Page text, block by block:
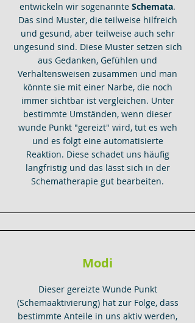
entwickeln wir sogenannte Schemata.
Das sind Muster, die teilweise hilfreich
und gesund, aber teilweise auch sehr
ungesund sind. Diese Muster setzen sich
aus Gedanken, Gefühlen und
Verhaltensweisen zusammen und man
könnte sie mit einer Narbe, die noch
immer sichtbar ist vergleichen. Unter
bestimmte Umständen, wenn dieser
wunde Punkt "gereizt" wird, tut es weh
und es folgt eine automatisierte
Reaktion. Diese schadet uns häufig
langfristig und das lässt sich in der
Schematherapie gut bearbeiten.
Modi
Dieser gereizte Wunde Punkt
(Schemaaktivierung) hat zur Folge, dass
bestimmte Anteile in uns aktiv werden,